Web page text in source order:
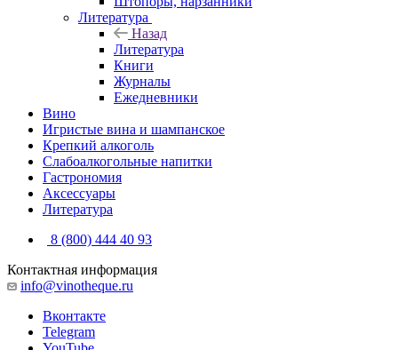
Литература
Назад
Литература
Книги
Журналы
Ежедневники
Вино
Игристые вина и шампанское
Крепкий алкоголь
Слабоалкогольные напитки
Гастрономия
Аксессуары
Литература
8 (800) 444 40 93
Контактная информация
info@vinotheque.ru
Вконтакте
Telegram